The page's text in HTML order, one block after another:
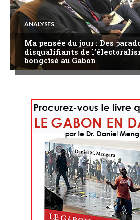
ANALYSES
Ma pensée du jour : Des
disqualifiants de
bongoïsé au Gabon